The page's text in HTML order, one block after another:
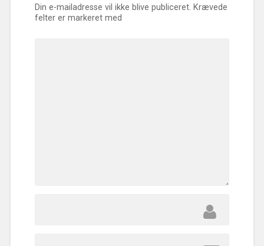
Din e-mailadresse vil ikke blive publiceret. Krævede
felter er markeret med